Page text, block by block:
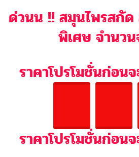
สามารถกดสั่งซื้อผ่านหน้าเว็บ ด้วยตนเองโ
ประชาสัมพันธ์ขายผ
กระบวนการผลิต มาตรฐานสากล โดยผู้เชี่ยว